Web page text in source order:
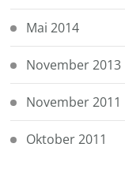
Mai 2014
November 2013
November 2011
Oktober 2011